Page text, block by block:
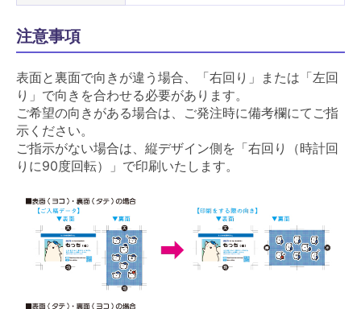
注意事項
表面と裏面で向きが違う場合、「右回り」または「左回
り」で向きを合わせる必要があります。
ご希望の向きがある場合は、ご発注時に備考欄にてご指
示ください。
ご指示がない場合は、縦デザイン側を「右回り（時計回
りに90度回転）」で印刷いたします。